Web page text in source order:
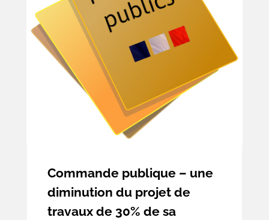
Commande publique – une
diminution du projet de
travaux de 30% de sa